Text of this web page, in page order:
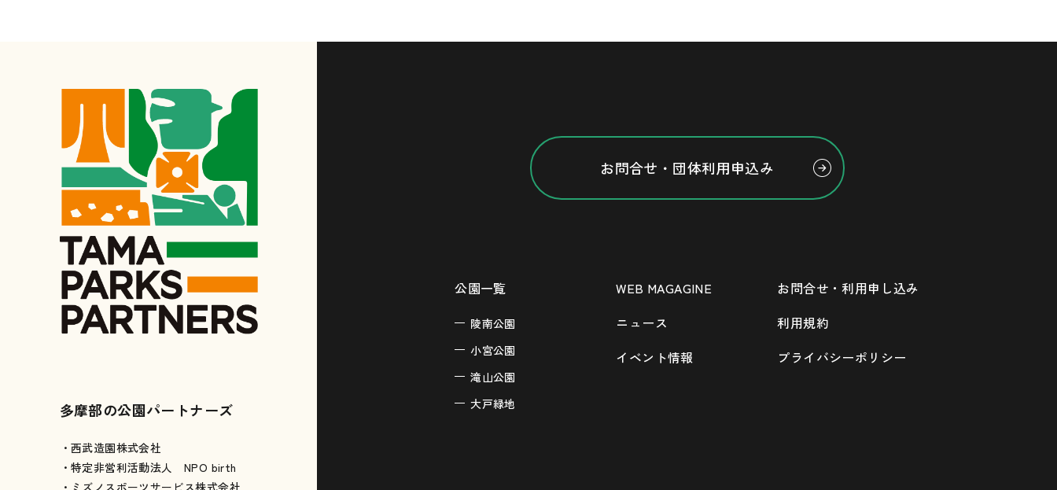
お問合せ・団体利用申込み
公園一覧
陵南公園
小宮公園
滝山公園
大戸緑地
WEB MAGAGINE
ニュース
イベント情報
お問合せ・利用申し込み
利用規約
プライバシーポリシー
多摩部の公園パートナーズ
・西武造園株式会社
・特定非営利活動法人 NPO birth